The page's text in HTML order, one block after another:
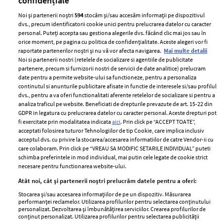
ELLE Style Awards
2024
Despre ELLE
Romania
Contact
Abonamente
Termeni si conditii
Politica de
confidențialitate
Politica de cookies
Publicitate
GSP
Unica
femei
Viva
Avantaje
Noi și partenerii noștri594stocăm și/sau accesăm informații pe dispozitivul
dvs., precum identificatorii cookie unici pentru prelucrarea datelor cu caracter
personal. Puteți accepta sau gestiona alegerile dvs. făcând clic mai jos sau în
orice moment, pe pagina cu politica de confidențialitate. Aceste alegeri vor fi
raportate partenerilor noștri și nu vă vor afecta navigarea. Mai multe detalii
Noi si partenerii nostri (retelele de socializare si agentiile de publicitate
partenere, precum si furnizorii nostri de servicii de date analitice) prelucram
date pentru a permite website-ului sa functioneze, pentru a personaliza
continutul si anunturile publicitare afisate in functie de interesele si/sau profilul
dvs., pentru a va oferi functionalitati aferente retelelor de socializare si pentru a
analiza traficul pe website. Beneficiati de drepturile prevazute de art. 15-22 din
GDPR in legatura cu prelucrarea datelor cu caracter personal. Aceste drepturi pot
fi exercitate prin modalitatea indicataaici. Prin click pe “ACCEPT TOATE”,
acceptati folosirea tuturor Tehnologiilor de tip Cookie, care implica inclusiv
acceptul dvs. cu privire la stocarea/accesarea informatiilor de catre Vendor-ii cu
care colaboram. Prin click pe “VREAU SA MODIFIC SETARILE INDIVIDUAL” puteti
schimba preferintele in mod individual, mai putin cele legate de cookie strict
necesare pentru functionarea website-ului.
Atât noi, cât și partenerii noștri prelucrăm datele pentru a oferi:
Stocarea și/sau accesarea informațiilor de pe un dispozitiv. Măsurarea
performanței reclamelor. Utilizarea profilurilor pentru selectarea conținutului
personalizat. Dezvoltarea și îmbunătățirea serviciilor. Crearea profilurilor de
conținut personalizat. Utilizarea profilurilor pentru selectarea publicității